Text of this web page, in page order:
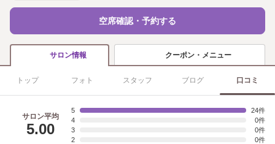
空席確認・予約する
サロン情報 クーポン・メニュー
トップ フォト スタッフ ブログ 口コミ
サロン平均
5.00
5
24
4
0
3
0
2
0